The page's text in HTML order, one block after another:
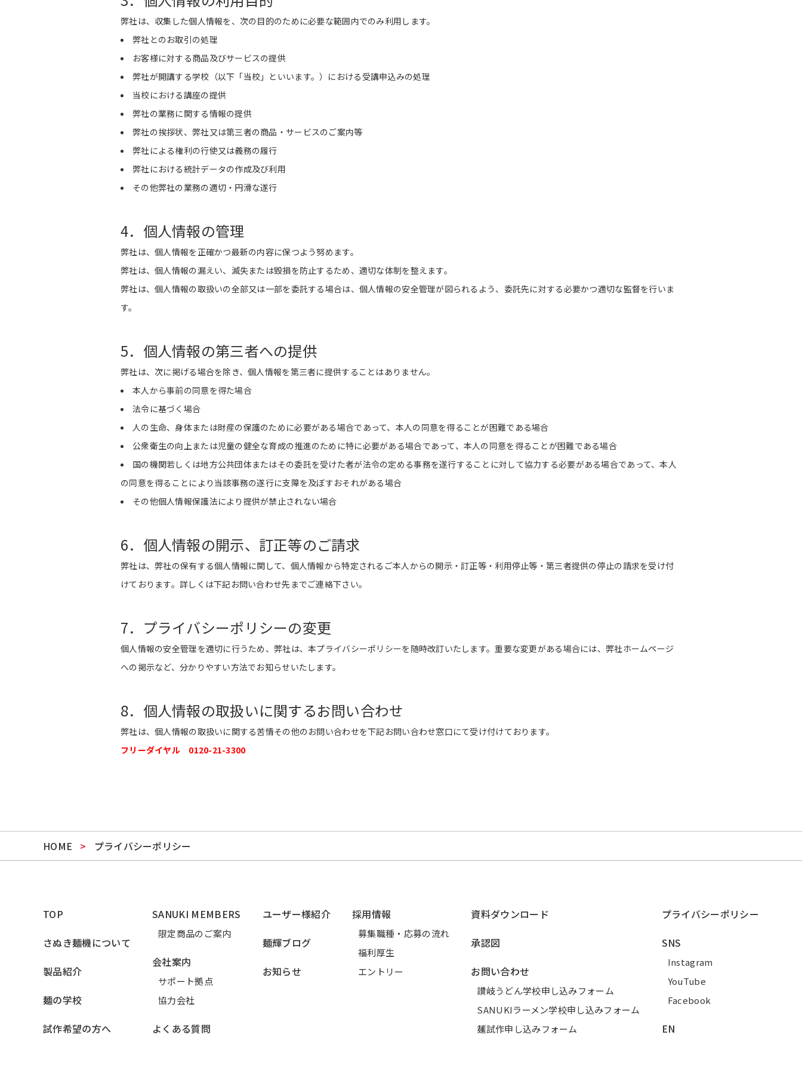
弊社は、収集した個人情報を、次の目的のために必要な範囲内でのみ利用します。
弊社とのお取引の処理
お客様に対する商品及びサービスの提供
弊社が開講する学校（以下「当校」といいます。）における受講申込みの処理
当校における講座の提供
弊社の業務に関する情報の提供
弊社の挨拶状、弊社又は第三者の商品・サービスのご案内等
弊社による権利の行使又は義務の履行
弊社における統計データの作成及び利用
その他弊社の業務の適切・円滑な遂行
4．個人情報の管理
弊社は、個人情報を正確かつ最新の内容に保つよう努めます。
弊社は、個人情報の漏えい、滅失または毀損を防止するため、適切な体制を整えます。
弊社は、個人情報の取扱いの全部又は一部を委託する場合は、個人情報の安全管理が図られるよう、委託先に対する必要かつ適切な監督を行いま
す。
5．個人情報の第三者への提供
弊社は、次に掲げる場合を除き、個人情報を第三者に提供することはありません。
本人から事前の同意を得た場合
法令に基づく場合
人の生命、身体または財産の保護のために必要がある場合であって、本人の同意を得ることが困難である場合
公衆衛生の向上または児童の健全な育成の推進のために特に必要がある場合であって、本人の同意を得ることが困難である場合
国の機関若しくは地方公共団体またはその委託を受けた者が法令の定める事務を遂行することに対して協力する必要がある場合であって、本人
の同意を得ることにより当該事務の遂行に支障を及ぼすおそれがある場合
その他個人情報保護法により提供が禁止されない場合
6．個人情報の開示、訂正等のご請求
弊社は、弊社の保有する個人情報に関して、個人情報から特定されるご本人からの開示・訂正等・利用停止等・第三者提供の停止の請求を受け付
けております。詳しくは下記お問い合わせ先までご連絡下さい。
7．プライバシーポリシーの変更
個人情報の安全管理を適切に行うため、弊社は、本プライバシーポリシーを随時改訂いたします。重要な変更がある場合には、弊社ホームページ
への掲示など、分かりやすい方法でお知らせいたします。
8．個人情報の取扱いに関するお問い合わせ
弊社は、個人情報の取扱いに関する苦情その他のお問い合わせを下記お問い合わせ窓口にて受け付けております。
フリーダイヤル 0120-21-3300
HOME > プライバシーポリシー
TOP
さぬき麺機について
製品紹介
麺の学校
試作希望の方へ
SANUKI MEMBERS
限定商品のご案内
会社案内
サポート拠点
協力会社
よくある質問
ユーザー様紹介
麺輝ブログ
お知らせ
採用情報
募集職種・応募の流れ
福利厚生
エントリー
資料ダウンロード
承認図
お問い合わせ
讃岐うどん学校申し込みフォーム
SANUKIラーメン学校申し込みフォーム
麺試作申し込みフォーム
プライバシーポリシー
SNS
Instagram
YouTube
Facebook
EN